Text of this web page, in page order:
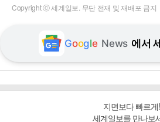
Copyright ⓒ 세계일보. 무단 전재 및 재배포 금지
Google News 에서
지면보다 빠르게!
세계일보를 만나보